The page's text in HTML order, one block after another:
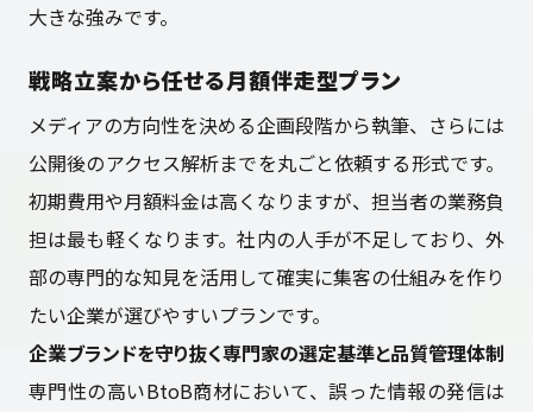
大きな強みです。
戦略立案から任せる月額伴走型プラン
メディアの方向性を決める企画段階から執筆、さらには
公開後のアクセス解析までを丸ごと依頼する形式です。
初期費用や月額料金は高くなりますが、担当者の業務負
担は最も軽くなります。社内の人手が不足しており、外
部の専門的な知見を活用して確実に集客の仕組みを作り
たい企業が選びやすいプランです。
企業ブランドを守り抜く専門家の選定基準と品質管理体制
専門性の高いBtoB商材において、誤った情報の発信は